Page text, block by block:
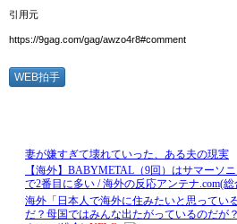
引用元
https://9gag.com/gag/awzo4r8#comment
WEB拍手